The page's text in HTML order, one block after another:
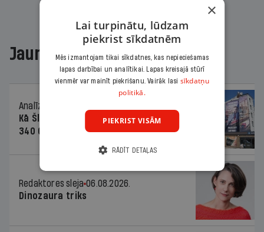
Jaunākajā žurnālā
Analīze
Kā Šlesera partija palika nesodīta par
340 000 vērtu reklāmas kampaņu
Redaktores sleja 06.08.2026.
Dinozaura triks
×
Lai turpinātu, lūdzam
piekrist sīkdatnēm
Mēs izmantojam tikai sīkdatnes, kas nepieciešamas
lapas darbībai un analītikai. Lapas kreisajā stūrī
vienmēr var mainīt piekrišanu. Vairāk lasi sīkdatņu
politikā.
PIEKRIST VISĀM
RĀDĪT DETAĻAS